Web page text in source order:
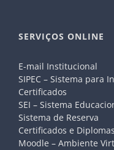
SERVIÇOS ONLINE
E-mail Institucional
SIPEC – Sistema para
Certificados
SEI – Sistema
Sistema de Reserva
Certificados e Diplomas
Moodle – Ambiente